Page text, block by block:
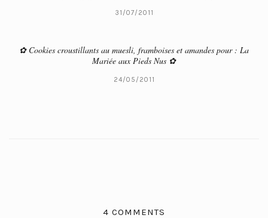
31/07/2011
✿ Cookies croustillants au muesli, framboises et amandes pour : La
Mariée aux Pieds Nus ✿
24/05/2011
4 COMMENTS